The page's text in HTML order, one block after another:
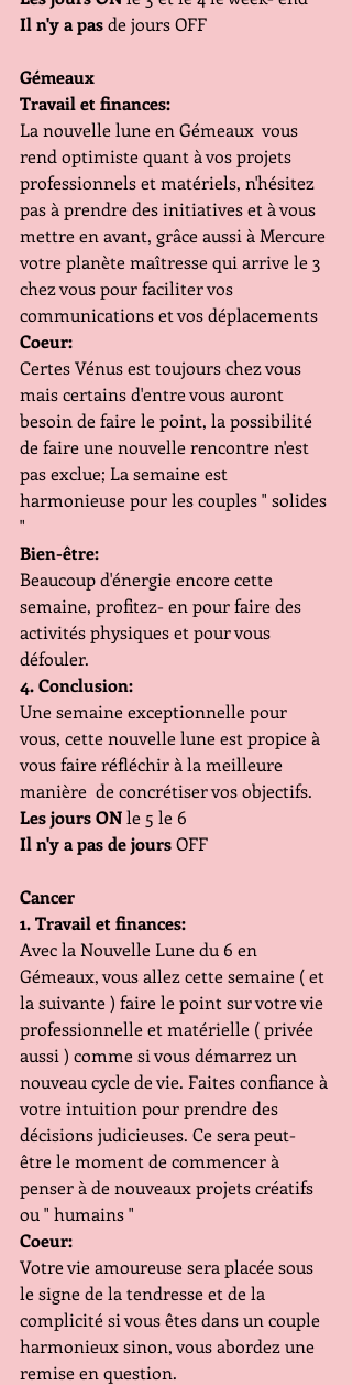
Il n'y a pas de jours OFF
Gémeaux
Travail et finances:
La nouvelle lune en Gémeaux  vous
rend optimiste quant à vos projets
professionnels et matériels, n'hésitez
pas à prendre des initiatives et à vous
mettre en avant, grâce aussi à Mercure
votre planète maîtresse qui arrive le 3
chez vous pour faciliter vos
communications et vos déplacements
Coeur:
Certes Vénusest toujours chez vous
mais certains d'entre vous auront
besoin de faire le point, la possibilité
de faire une nouvelle rencontre n'est
pas exclue; La semaine est
harmonieuse pour les couples " solides
"
Bien-être:
Beaucoup d'énergie encore cette
semaine, profitez- en pour faire des
activités physiques et pour vous
défouler.
4. Conclusion:
Une semaine exceptionnelle pour
vous, cette nouvelle lune est propice à
vous faire réfléchir à la meilleure
manière  de concrétiser vos objectifs.
Les jours ON le 5 le 6
Il n'y a pas de jours OFF
Cancer
1. Travail et finances:
Avec la Nouvelle Lune du 6 en
Gémeaux, vous allez cette semaine ( et
la suivante ) faire le point sur votre vie
professionnelle et matérielle ( privée
aussi ) comme si vous démarrez un
nouveau cycle de vie. Faites confiance à
votre intuition pour prendre des
décisions judicieuses. Ce sera peut-
être le moment de commencer à
penser à de nouveaux projets créatifs
ou " humains "
Coeur:
Votre vie amoureuse sera placée sous
le signe de la tendresse et de la
complicité si vous êtes dans un couple
harmonieux sinon, vous abordez une
remise en question.